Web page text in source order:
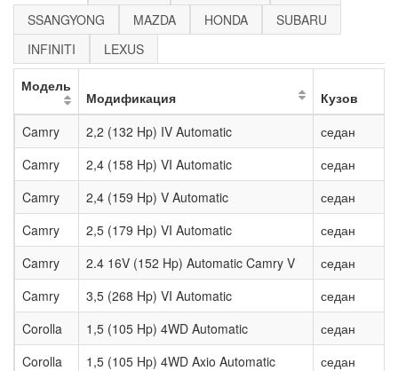
SSANGYONG
MAZDA HONDA
SUBARU
INFINITI
LEXUS
Модель
Модификация
Кузов
Camry
2,2 (132 Hp) IV Automatic
седан
Camry
2,4 (158 Hp) VI Automatic
седан
Camry
2,4 (159 Hp) V Automatic
седан
Camry
2,5 (179 Hp) VI Automatic
седан
Camry
2.4 16V (152 Hp) Automatic Camry V
седан
Camry
3,5 (268 Hp) VI Automatic
седан
Corolla
1,5 (105 Hp) 4WD Automatic
седан
Corolla
1,5 (105 Hp) 4WD Axio Automatic
седан